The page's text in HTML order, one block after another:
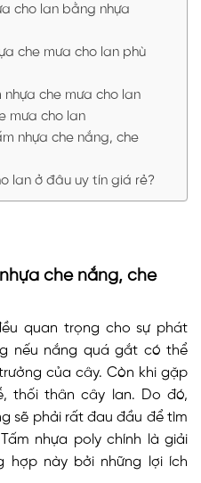
cho lan bằng nhựa
che mưa cho lan phù
che mưa cho lan
mưa cho lan
nhựa che nắng, che
lan ở đâu uy tín giá rẻ?
che nắng, che
quan trọng cho sự phát
nếu nắng quá gắt có thể
của cây. Còn khi gặp
thối thân cây lan. Do đó,
sẽ phải rất đau đầu để tìm
nhựa poly chính là giải
hợp này bởi những lợi ích